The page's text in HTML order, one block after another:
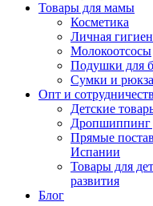
Товары для мамы
Косметика
Личная
Молокоотсосы
Подушки для
Сумки и
Опт и
Детские
Дропшиппинг
Прямые
Испании
Товары для
развития
Блог